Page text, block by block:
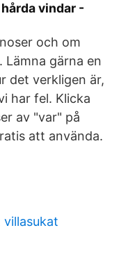
vindar -
och om
gärna en
det verkligen är,
har fel. Klicka
av "var" på
att använda.